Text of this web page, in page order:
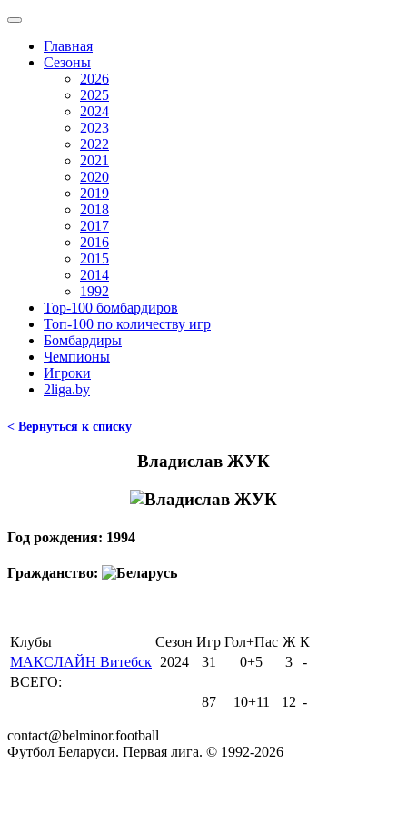
Главная
Сезоны
2026
2025
2024
2023
2022
2021
2020
2019
2018
2017
2016
2015
2014
1992
Top-100 бомбардиров
Топ-100 по количеству игр
Бомбардиры
Чемпионы
Игроки
2liga.by
< Вернуться к списку
Владислав ЖУК
Год рождения: 1994
Гражданство:
Клубы Сезон Игр Гол+Пас Ж К
МАКСЛАЙН Витебск 2024 31 0+5 3
-
ВСЕГО:
87
10+11 12 -
contact@belminor.football
Футбол Беларуси. Первая лига. © 1992-2026